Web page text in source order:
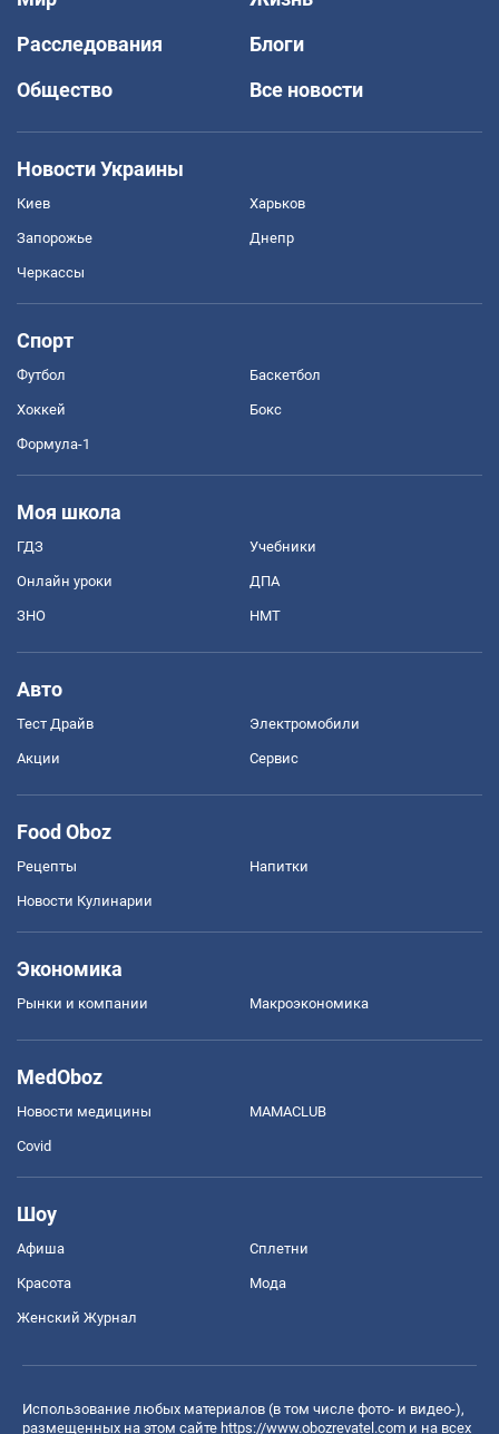
Расследования
Блоги
Общество
Все новости
Новости Украины
Киев Харьков
Запорожье Днепр
Черкассы
Спорт
Футбол Баскетбол
Хоккей Бокс
Формула-1
Моя школа
ГДЗ Учебники
Онлайн уроки ДПА
ЗНО НМТ
Авто
Тест Драйв Электромобили
Акции Сервис
Food Oboz
Рецепты Напитки
Новости Кулинарии
Экономика
Рынки и компании Mакроэкономика
MedOboz
Новости медицины MAMACLUB
Covid
Шоу
Афиша Сплетни
Красота Мода
Женский Журнал
Использование любых материалов (в том числе фото- и видео-),
размещенных на этом сайте https://www.obozrevatel.com и на всех